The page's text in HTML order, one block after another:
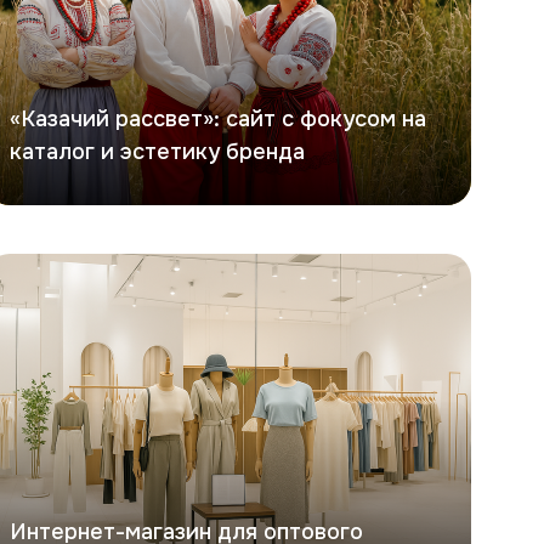
«Казачий рассвет»: сайт с фокусом на
каталог и эстетику бренда
Интернет-магазин для оптового